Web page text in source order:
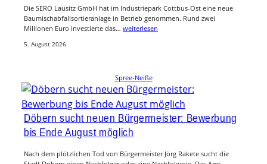
Die SERO Lausitz GmbH hat im Industriepark Cottbus-Ost eine neue
Baumischabfallsortieranlage in Betrieb genommen. Rund zwei
Millionen Euro investierte das… weiterlesen
5. August 2026
Spree-Neiße
Döbern sucht neuen Bürgermeister: Bewerbung
bis Ende August möglich
Nach dem plötzlichen Tod von Bürgermeister Jörg Rakete sucht die